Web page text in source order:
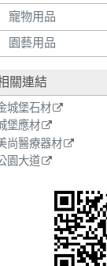
寵物用品
園藝用品
關連結
城堡石材
堡應材
尚醫療器材
園大道